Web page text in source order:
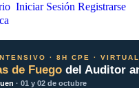
Iniciar Sesión Registrarse
· 8H CPE ·
de Fuego del Auditor
· 01 y 02 de octubre